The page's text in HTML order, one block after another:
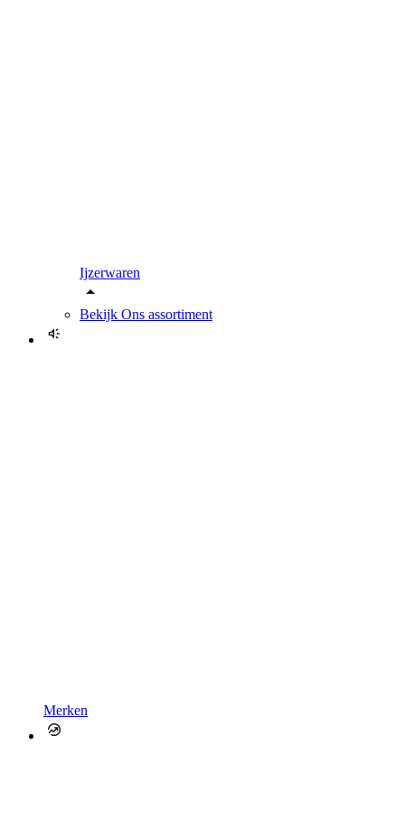
Ijzerwaren
Bekijk Ons assortiment
Merken